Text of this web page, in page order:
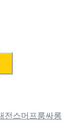
전스머프룸싸롱